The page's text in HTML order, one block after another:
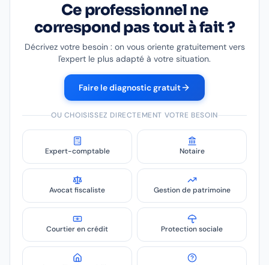
Ce professionnel ne
correspond pas tout à fait ?
Décrivez votre besoin : on vous oriente gratuitement vers
l'expert le plus adapté à votre situation.
Faire le diagnostic gratuit
OU CHOISISSEZ DIRECTEMENT VOTRE BESOIN
Expert-comptable Notaire
Avocat fiscaliste Gestion de patrimoine
Courtier en crédit Protection sociale